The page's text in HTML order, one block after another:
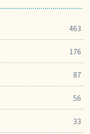
463
176
87
56
33